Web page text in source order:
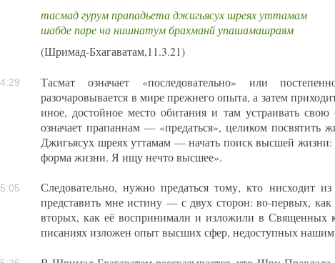
тасмад гурум прападьета джигьясух шреях уттамам
шабде паре ча нишнатум брахманй упашамашраям
(Шримад-Бхагаватам,11.3.21)
Тасмат означает «последовательно» или
разочаровывается в мире прежнего опыта, а затем
иное, достойное место обитания и там устраивать
означает прапаннам — «предаться», целиком посвятить
Джигьясух шреях уттамам — начать поиск высшей жизни:
форма жизни. Я ищу нечто высшее».
Следовательно, нужно предаться тому, кто нисходит
представить мне истину — с двух сторон: во-первых,
вторых, как её воспринимали и изложили в Священных
писаниях изложен опыт высших сфер, недоступных нашим